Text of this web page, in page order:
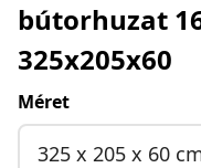
bútorhuzat
325x205x60
Méret
325 x 205 x 60